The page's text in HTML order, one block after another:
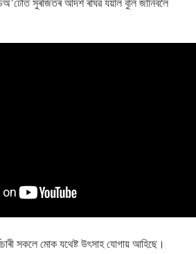
সকলে মোক যথেষ্ট উৎসাহ যােগায় আহিছে।